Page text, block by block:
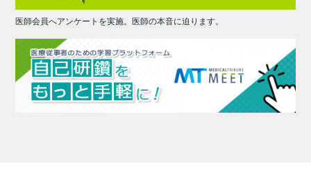
医師会員へアンケートを実施。医師の本音に迫ります。